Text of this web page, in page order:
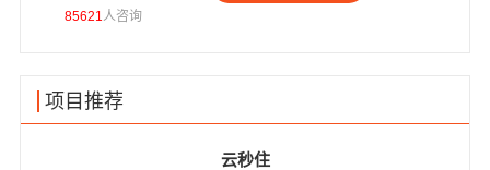
85621 人咨询
项目推荐
云秒住